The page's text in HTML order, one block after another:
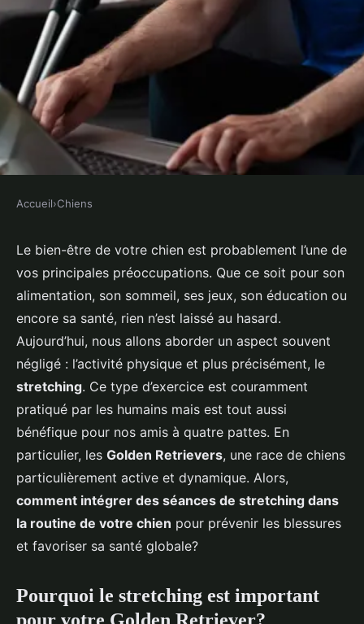
Comment intégrer des séances
de stretching dans la routine de
votre chien de race Golden
Retriever pour prévenir les
blessures?
Accueil›Chiens
Le bien-être de votre chien est probablement l’une de
vos principales préoccupations. Que ce soit pour son
alimentation, son sommeil, ses jeux, son éducation ou
encore sa santé, rien n’est laissé au hasard.
Aujourd’hui, nous allons aborder un aspect souvent
négligé : l’activité physique et plus précisément, le
stretching. Ce type d’exercice est couramment
pratiqué par les humains mais est tout aussi
bénéfique pour nos amis à quatre pattes. En
particulier, les Golden Retrievers, une race de chiens
particulièrement active et dynamique. Alors,
comment intégrer des séances de stretching dans
la routine de votre chien pour prévenir les blessures
et favoriser sa santé globale?
Pourquoi le stretching est important